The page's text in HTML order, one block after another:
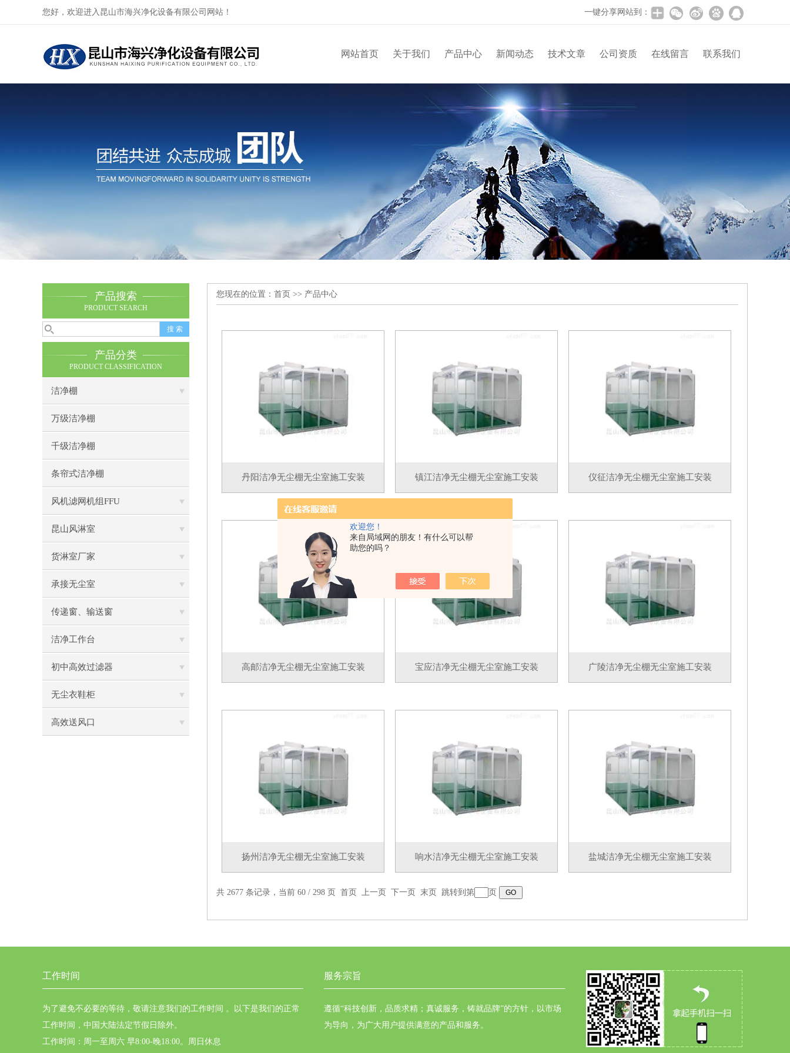
欢迎您！
来自局域网的朋友！有什么可以帮
助您的吗？
您好，欢迎进入昆山市海兴净化设备有限公司网站！ 一键分享网站到：
网站首页 关于我们 产品中心 新闻动态 技术文章 公司资质 在线留言 联系我们
产品搜索
PRODUCT SEARCH
产品分类
PRODUCT CLASSIFICATION
洁净棚
万级洁净棚
千级洁净棚
条帘式洁净棚
风机滤网机组FFU
昆山风淋室
货淋室厂家
承接无尘室
传递窗、输送窗
洁净工作台
初中高效过滤器
无尘衣鞋柜
高效送风口
您现在的位置： 首页 >> 产品中心
丹阳洁净无尘棚无尘室施工安装 镇江洁净无尘棚无尘室施工安装 仪征洁净无尘棚无尘室施工安装
高邮洁净无尘棚无尘室施工安装 宝应洁净无尘棚无尘室施工安装 广陵洁净无尘棚无尘室施工安装
扬州洁净无尘棚无尘室施工安装 响水洁净无尘棚无尘室施工安装 盐城洁净无尘棚无尘室施工安装
共 2677 条记录，当前 60 / 298 页 首页 上一页 下一页 末页 跳转到第 页
工作时间
为了避免不必要的等待，敬请注意我们的工作时间 。以下是我们的正常
工作时间，中国大陆法定节假日除外。
工作时间：周一至周六 早8:00-晚18:00。周日休息
服务宗旨
遵循“科技创新，品质求精；真诚服务，铸就品牌”的方针，以市场
为导向，为广大用户提供满意的产品和服务。